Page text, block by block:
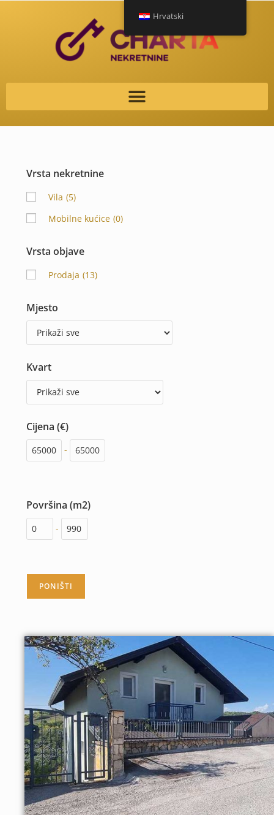
Vrsta nekretnine
Vila (5)
Mobilne kućice (0)
Vrsta objave
Prodaja (13)
Mjesto
Kvart
Cijena (€)
-
Površina (m2)
-
Hrvatski